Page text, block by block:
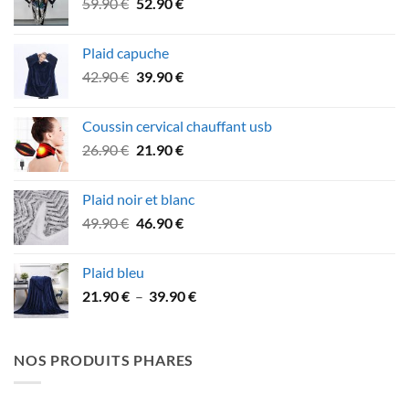
79.90 €.69.90 €.
était :
59.90 €.52.90 €.
Plaid capuche
42.90€ Le
était :
42.90 €.
39.90€Le
est :
39.90 €.
Coussin cervical chauffant usb
26.90€ Le
était :
26.90 €.
21.90€Le
est :
21.90 €.
Plaid noir et blanc
49.90€ Le
était :
49.90 €.
46.90€Le
46.90 €.
Plaid bleu
21.90€ – 39.90€Plage
NOS PRODUITS PHARES